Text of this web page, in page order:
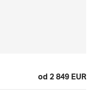
od 2 849 EUR